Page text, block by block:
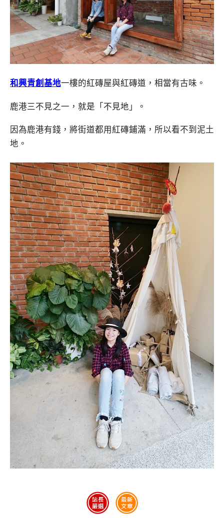
和興青創基地一樓的紅磚屋與紅磚道，相當有古味。
鹿港三不見之一，就是「不見地」。
因為鹿港有錢，將街道都用紅磚鋪滿，所以看不到泥土
地。